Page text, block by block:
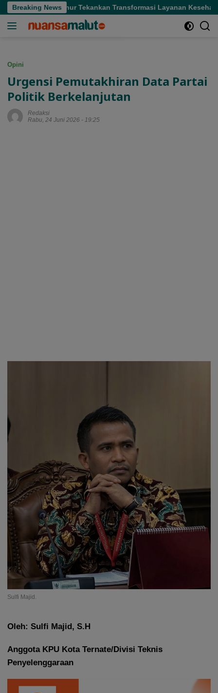
Langsung
ke
Breaking News
Gubernur Tekankan Transformasi Layanan Kesehatan
Opini
Urgensi Pemutakhiran Data Partai
Politik Berkelanjutan
Redaksi
Rabu, 24 Juni 2026 - 19:25
Sulfi Majid.
Oleh: Sulfi Majid, S.H
Anggota KPU Kota Ternate/Divisi Teknis
Penyelenggaraan